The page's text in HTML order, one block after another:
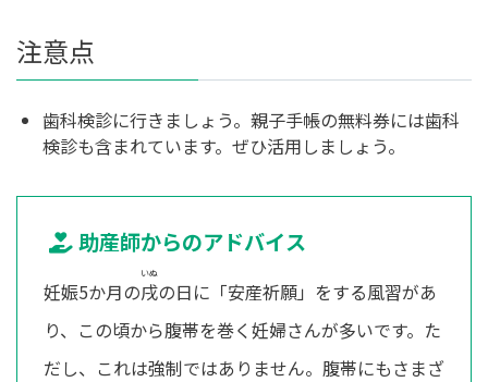
注意点
歯科検診に行きましょう。親子手帳の無料券には歯科
検診も含まれています。ぜひ活用しましょう。
助産師からのアドバイス
妊娠5か月の戌
いぬ
の日に「安産祈願」をする風習があ
り、この頃から腹帯を巻く妊婦さんが多いです。た
だし、これは強制ではありません。腹帯にもさまざ